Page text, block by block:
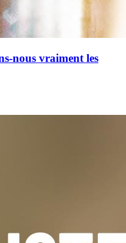
nous vraiment les